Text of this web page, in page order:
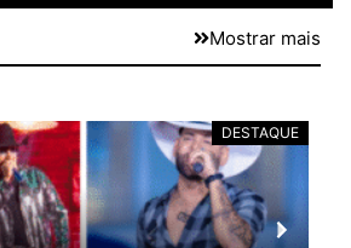
Mostrar mais
DESTAQUE